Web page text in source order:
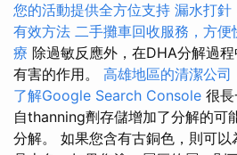
您的活動提供全方位支持 漏水打針
有效方法 二手攤車回收服務，方便
療 除過敏反應外，在DHA分解過
有害的作用。 高雄地區的清潔公
了解Google Search Console 很
自thanning劑存儲增加了分解的可
分解。 如果您含有古銅色，則可